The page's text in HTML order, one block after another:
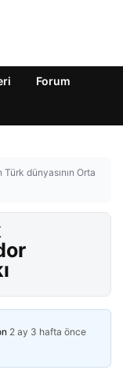
Forum
Türk dünyasının Orta
2 ay 3 hafta önce